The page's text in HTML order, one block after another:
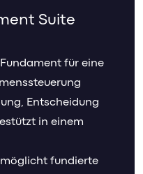
Suite
für eine
Entscheidung
in einem
fundierte